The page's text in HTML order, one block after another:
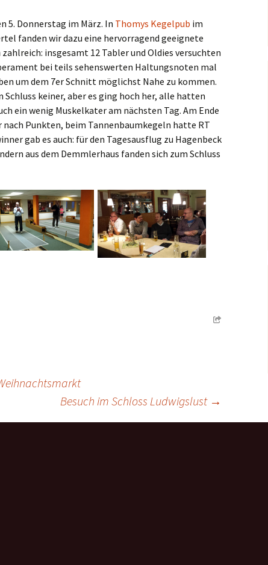
2016
2015
2014
2013
2012
2010
2009
5. Donnerstag im März. In Thomys Kegelpub im
fanden wir dazu eine hervorragend geeignete
insgesamt 12 Tabler und Oldies versuchten
bei teils sehenswerten Haltungsnoten mal
um dem 7er Schnitt möglichst Nahe zu kommen.
Schluss keiner, aber es ging hoch her, alle hatten
ein wenig Muskelkater am nächsten Tag. Am Ende
nach Punkten, beim Tannenbaumkegeln hatte RT
gab es auch: für den Tagesausflug zu Hagenbeck
aus dem Demmlerhaus fanden sich zum Schluss
Besuch im Schloss Ludwigslust →